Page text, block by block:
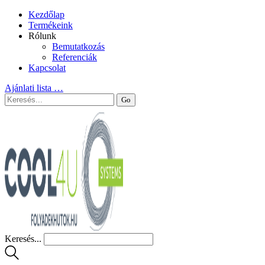
Kezdőlap
Termékeink
Rólunk
Bemutatkozás
Referenciák
Kapcsolat
Ajánlati lista …
Keresés...